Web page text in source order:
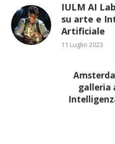
IULM AI
su arte e
Artificiale
11 Luglio 2023
galleria